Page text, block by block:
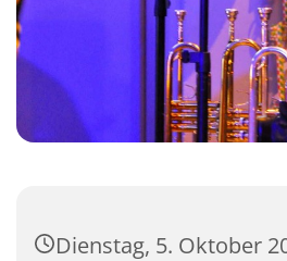
Dienstag, 5. Oktober